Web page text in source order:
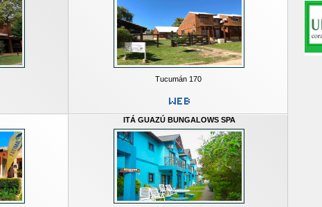
Tucumán 170
ITÁ GUAZÚ BUNGALOWS SPA